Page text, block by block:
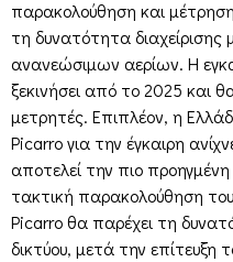
παρακολούθηση και
τη δυνατότητα διαχείρισης
ανανεώσιμων αερίων. H
ξεκινήσει από το 2025 και
μετρητές. Επιπλέον, η
Picarro για την έγκαιρη
αποτελεί την πιο
τακτική παρακολούθηση
Picarro θα παρέχει τη
δικτύου, μετά την επίτευξη